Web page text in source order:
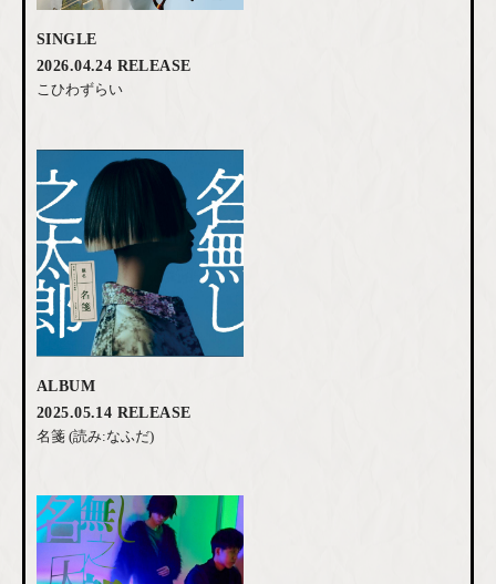
SINGLE
2026.04.24 RELEASE
こひわずらい
ALBUM
2025.05.14 RELEASE
名箋 (読み:なふだ)